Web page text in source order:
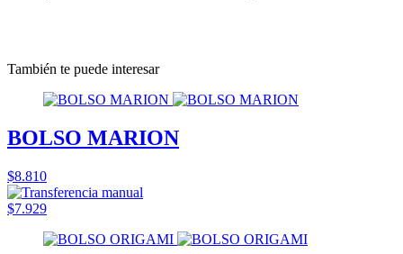
También te puede interesar
BOLSO MARION
$8.810
$7.929